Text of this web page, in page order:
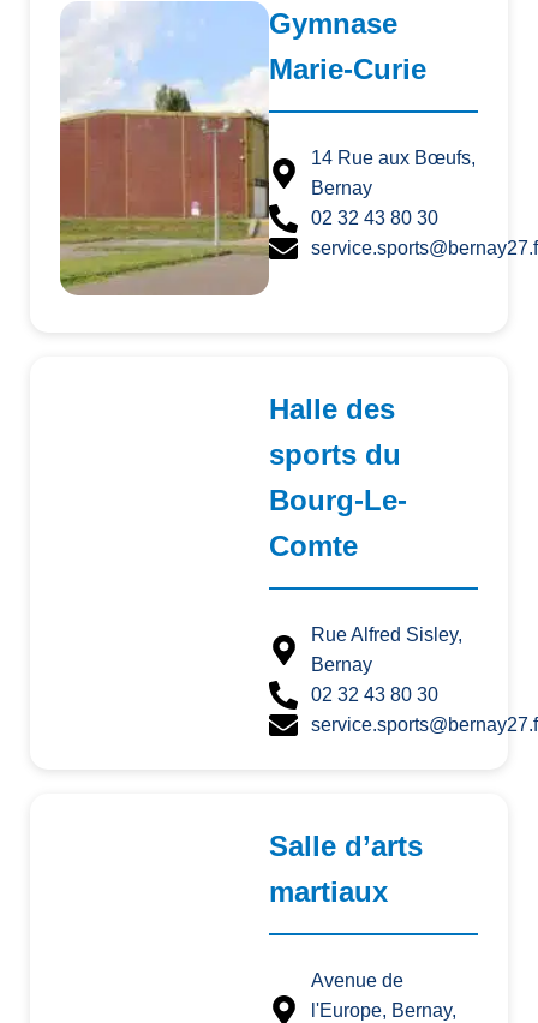
Gymnase
Marie-Curie
14 Rue aux Bœufs,
Bernay
02 32 43 80 30
Halle des
sports du
Bourg-Le-
Comte
Rue Alfred Sisley,
Bernay
02 32 43 80 30
Salle d’arts
martiaux
Avenue de
l'Europe, Bernay,